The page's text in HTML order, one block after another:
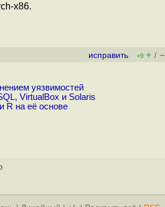
x86.
исправить +9 + / –
уязвимостей
VirtualBox и Solaris
R на её основе